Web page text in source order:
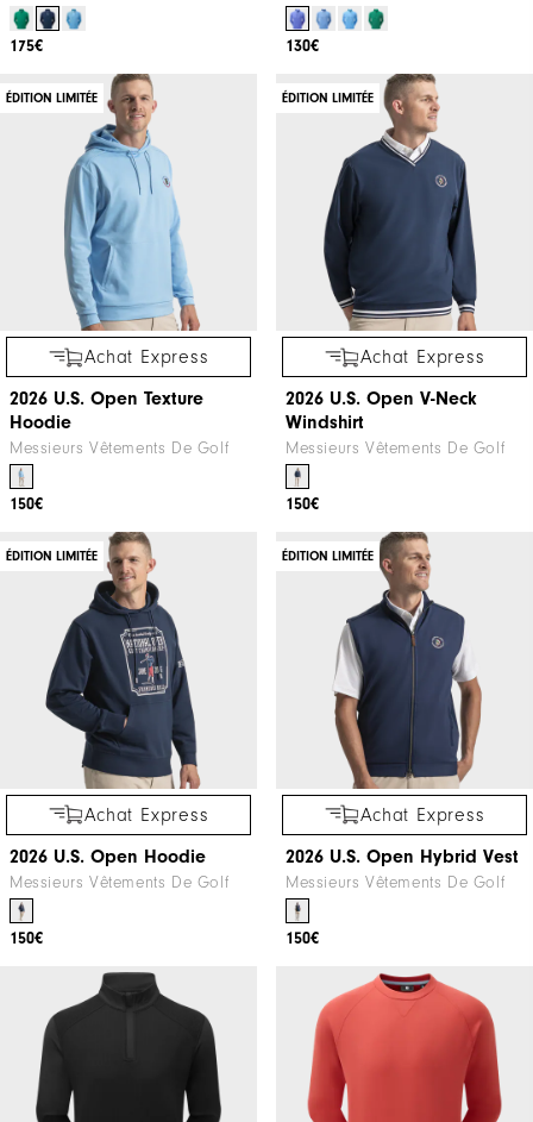
175€ 130€
ÉDITION LIMITÉE
Achat Express
2026 U.S. Open Texture
Hoodie
Messieurs Vêtements De Golf
150€
ÉDITION LIMITÉE
Achat Express
2026 U.S. Open V-Neck
Windshirt
Messieurs Vêtements De Golf
150€
ÉDITION LIMITÉE
Achat Express
2026 U.S. Open Hoodie
Messieurs Vêtements De Golf
150€
ÉDITION LIMITÉE
Achat Express
2026 U.S. Open Hybrid Vest
Messieurs Vêtements De Golf
150€